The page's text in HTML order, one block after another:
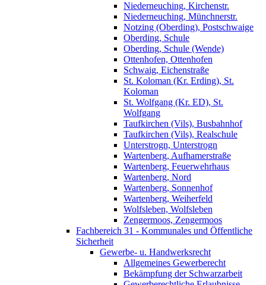
Niederneuching, Kirchenstr.
Niederneuching, Münchnerstr.
Notzing (Oberding), Postschwaige
Oberding, Schule
Oberding, Schule (Wende)
Ottenhofen, Ottenhofen
Schwaig, Eichenstraße
St. Koloman (Kr. Erding), St.
Koloman
St. Wolfgang (Kr. ED), St.
Wolfgang
Taufkirchen (Vils), Busbahnhof
Taufkirchen (Vils), Realschule
Unterstrogn, Unterstrogn
Wartenberg, Aufhamerstraße
Wartenberg, Feuerwehrhaus
Wartenberg, Nord
Wartenberg, Sonnenhof
Wartenberg, Weiherfeld
Wolfsleben, Wolfsleben
Zengermoos, Zengermoos
Fachbereich 31 - Kommunales und Öffentliche
Sicherheit
Gewerbe- u. Handwerksrecht
Allgemeines Gewerberecht
Bekämpfung der Schwarzarbeit